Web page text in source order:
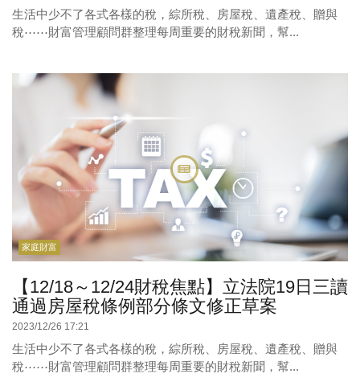
生活中少不了各式各樣的稅，綜所稅、房屋稅、遺產稅、贈與
稅⋯⋯財富管理顧問群整理每周重要的財稅新聞，幫...
家庭財富
【12/18～12/24財稅焦點】立法院19日三讀
通過房屋稅條例部分條文修正草案
2023/12/26 17:21
生活中少不了各式各樣的稅，綜所稅、房屋稅、遺產稅、贈與
稅⋯⋯財富管理顧問群整理每周重要的財稅新聞，幫...